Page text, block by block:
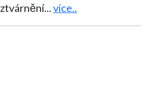
...více..